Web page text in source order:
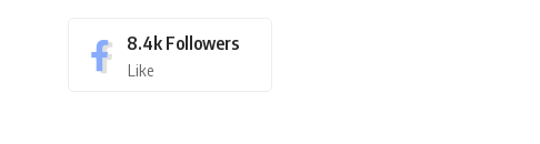
8.4k Followers
Like